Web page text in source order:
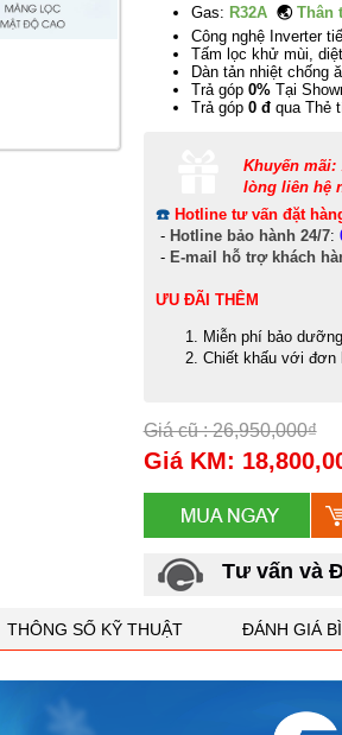
Gas: R32A🌏 Thân
Công nghệ Inverter
Tấm lọc khử mùi,
Dàn tản nhiệt chống
Trả góp0%Tại
Trả góp 0 đ qua Thẻ
Khuyến
lòng liên hệ
☎️ Hotline tư vấn đặt
- Hotline bảo hành 24/7:
- E-mail hỗ trợ khách
ƯU ĐÃI THÊM
Miễn phí bảo dưỡng
Chiết khấu với đơn
Giá cũ : 26,950,000₫
Giá KM:
Tư vấn và
THÔNG SỐ KỸ THUẬT ĐÁNH GIÁ